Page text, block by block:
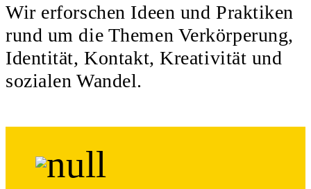
Wir erforschen Ideen und Praktiken
rund um die Themen Verkörperung,
Identität, Kontakt, Kreativität und
sozialen Wandel.